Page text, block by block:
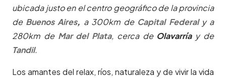
ubicada justo en el centro geográfico de la provincia
de Buenos Aires, a 300km de Capital Federal y a
280km de Mar del Plata, cerca de Olavarríay de
Tandil.
Los amantes del relax, ríos, naturaleza y de vivir la vida